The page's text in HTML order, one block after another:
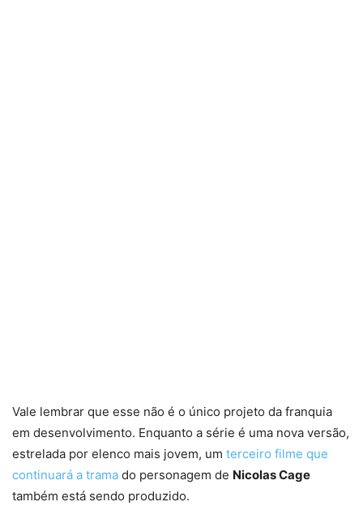
Vale lembrar que esse não é o único projeto da franquia
em desenvolvimento. Enquanto a série é uma nova versão,
estrelada por elenco mais jovem, um terceiro filme que
continuará a trama do personagem de Nicolas Cage
também está sendo produzido.